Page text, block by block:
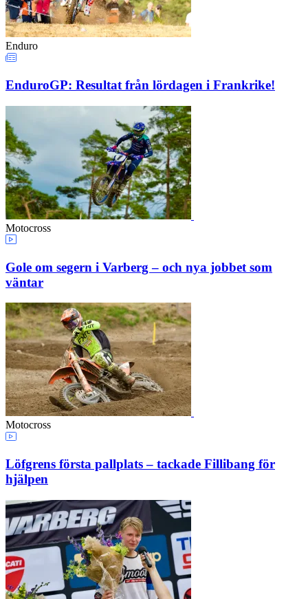
Enduro
EnduroGP: Resultat från lördagen i Frankrike!
Motocross
Gole om segern i Varberg – och nya jobbet som
väntar
Motocross
Löfgrens första pallplats – tackade Fillibang för
hjälpen